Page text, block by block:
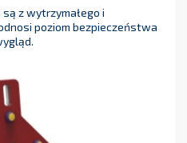
z wytrzymałego i
poziom bezpieczeństwa